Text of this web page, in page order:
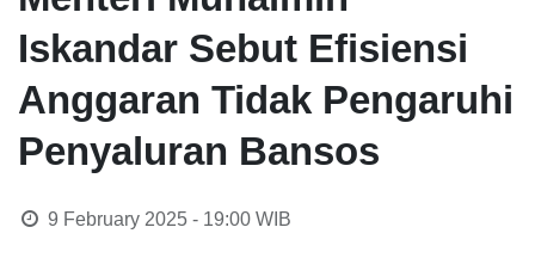
Iskandar Sebut Efisiensi
Anggaran Tidak Pengaruhi
Penyaluran Bansos
9 February 2025 - 19:00WIB